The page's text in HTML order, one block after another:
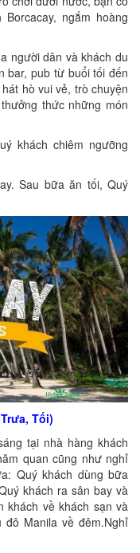
ngắm hoàng
người dân và khách du
bar, pub từ buổi tối đến
hò vui vẻ, trò chuyện
thức những món
khách chiêm ngưỡng
Sau bữa ăn tối, Quý
Tối)
tại nhà hàng khách
quan cũng như nghỉ
Quý khách dùng bữa
khách ra sân bay và
khách về khách sạn và
Manila về đêm.Nghỉ